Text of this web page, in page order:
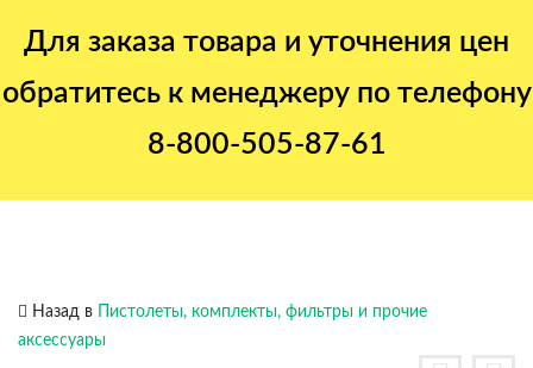
Для заказа товара и уточнения цен
обратитесь к менеджеру по телефону
8-800-505-87-61
Назад в
Пистолеты, комплекты, фильтры и прочие
аксессуары